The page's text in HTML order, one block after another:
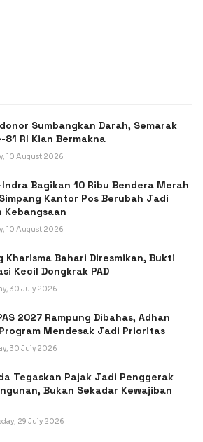
Sumbangkan Darah, Semarak
81 RI Kian Bermakna
10 August 2026
Bagikan 10 Ribu Bendera Merah
Kantor Pos Berubah Jadi
Kebangsaan
10 August 2026
Kharisma Bahari Diresmikan, Bukti
Kecil Dongkrak PAD
30 July 2026
2027 Rampung Dibahas, Adhan
Mendesak Jadi Prioritas
30 July 2026
Tegaskan Pajak Jadi Penggerak
Bukan Sekadar Kewajiban
29 July 2026